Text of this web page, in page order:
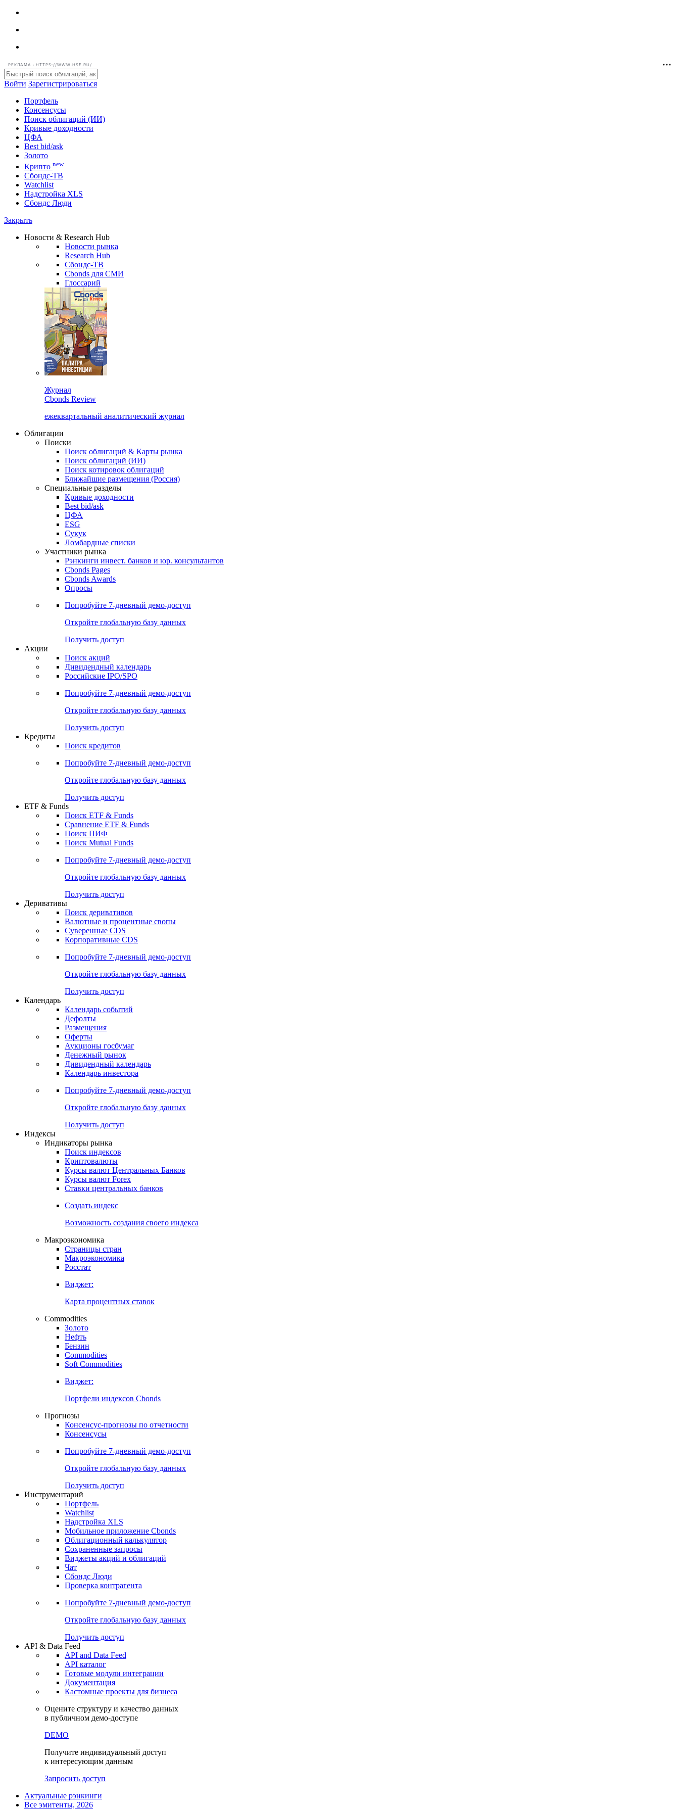
РЕКЛАМА • HTTPS://WWW.HSE.RU/
Войти Зарегистрироваться
Портфель
Консенсусы
Поиск облигаций (ИИ)
Кривые доходности
ЦФА
Best bid/ask
Золото
Криптоnew
Сбондс-ТВ
Надстройка XLS
Сбондс Люди
Новости & Research Hub
Новости рынка
Research Hub
Сбондс-ТВ
Cbonds для СМИ
Глоссарий
Журнал
Cbonds Review
ежеквартальный аналитический журнал
Облигации
Поиски
Поиск облигаций & Карты рынка
Поиск облигаций (ИИ)
Поиск котировок облигаций
Ближайшие размещения (Россия)
Специальные разделы
Кривые доходности
Best bid/ask
ЦФА
ESG
Сукук
Ломбардные списки
Участники рынка
Рэнкинги инвест. банков и юр. консультантов
Cbonds Pages
Cbonds Awards
Опросы
Попробуйте7-дневный
Откройте глобальную базу данных
Получить доступ
Акции
Поиск акций
Дивидендный календарь
Российские IPO/SPO
Попробуйте7-дневный
Откройте глобальную базу данных
Получить доступ
Кредиты
Поиск кредитов
Попробуйте7-дневный
Откройте глобальную базу данных
Получить доступ
ETF & Funds
Поиск ETF & Funds
Сравнение ETF & Funds
Поиск ПИФ
Поиск Mutual Funds
Попробуйте7-дневный
Откройте глобальную базу данных
Получить доступ
Деривативы
Поиск деривативов
Валютные и процентные свопы
Суверенные CDS
Корпоративные CDS
Попробуйте7-дневный
Откройте глобальную базу данных
Получить доступ
Календарь
Календарь событий
Дефолты
Размещения
Оферты
Аукционы госбумаг
Денежный рынок
Дивидендный календарь
Календарь инвестора
Попробуйте7-дневный
Получить доступ
Индикаторы рынка
Поиск индексов
Криптовалюты
Курсы валют Центральных Банков
Курсы валют Forex
Ставки центральных банков
Создать индекс
Возможность создания своего индекса
Макроэкономика
Страницы стран
Макроэкономика
Росстат
Виджет:
Карта процентных ставок
Commodities
Золото
Нефть
Бензин
Commodities
Soft Commodities
Виджет:
Портфели индексов Cbonds
Прогнозы
Консенсус-прогнозы по отчетности
Консенсусы
Попробуйте7-дневный
Откройте глобальную базу данных
Получить доступ
Инструментарий
Портфель
Watchlist
Надстройка XLS
Мобильное приложение Cbonds
Облигационный калькулятор
Сохраненные запросы
Виджеты акций и облигаций
Чат
Сбондс Люди
Проверка контрагента
Попробуйте7-дневный
Откройте глобальную базу данных
Получить доступ
API & Data Feed
API and Data Feed
API каталог
Документация
Кастомные проекты для бизнеса
Оцените структуру и качество данных
в публичном демо-доступе
DEMO
Получите индивидуальный доступ
к интересующим данным